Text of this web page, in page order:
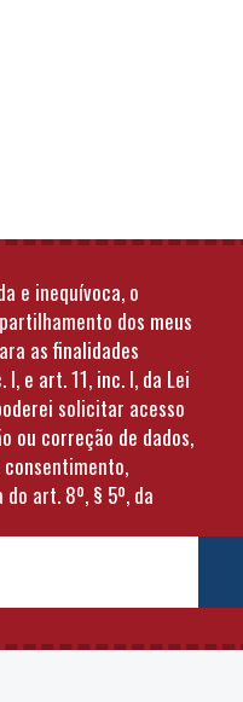
e inequívoca, o
dos meus
as finalidades
e art. 11, inc. I, da Lei
solicitar acesso
ou correção de dados,
art. 8º, § 5º, da